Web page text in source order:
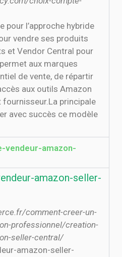
pour l’approche hybride
vendre ses produits
et Vendor Central pour
aux marques
de vente, de répartir
aux outils Amazon
fournisseur.La principale
avec succès ce modèle
vendeur-amazon-
amazon-seller-
comment-creer-un-
professionnel/creation-
seller-central/
amazon-seller-